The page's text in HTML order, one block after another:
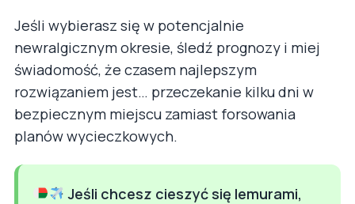
Jeśli wybierasz się w potencjalnie
newralgicznym okresie, śledź prognozy i miej
świadomość, że czasem najlepszym
rozwiązaniem jest… przeczekanie kilku dni w
bezpiecznym miejscu zamiast forsowania
planów wycieczkowych.
Jeśli chcesz cieszyć się lemurami,